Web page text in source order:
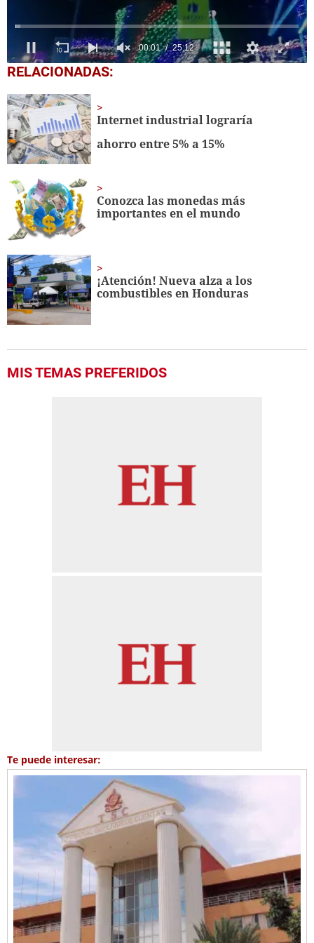
0
seconds
25
minutes,
12
seconds
RELACIONADAS:
Internet industrial lograría
ahorro entre 5% a 15%
Conozca las monedas más
importantes en el mundo
¡Atención! Nueva alza a los
combustibles en Honduras
MIS TEMAS PREFERIDOS
Te puede interesar: